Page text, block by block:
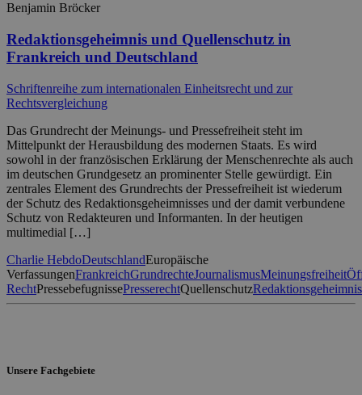
Benjamin Bröcker
Redaktionsgeheimnis und Quellenschutz in
Frankreich und Deutschland
Schriftenreihe zum internationalen Einheitsrecht und zur
Rechtsvergleichung
Das Grundrecht der Meinungs- und Pressefreiheit steht im
Mittelpunkt der Herausbildung des modernen Staats. Es wird
sowohl in der französischen Erklärung der Menschenrechte als auch
im deutschen Grundgesetz an prominenter Stelle gewürdigt. Ein
zentrales Element des Grundrechts der Pressefreiheit ist wiederum
der Schutz des Redaktionsgeheimnisses und der damit verbundene
Schutz von Redakteuren und Informanten. In der heutigen
multimedial […]
Charlie HebdoDeutschlandEuropäische
VerfassungenFrankreichGrundrechteJournalismusMeinungsfreiheit
RechtPressebefugnissePresserechtQuellenschutzRedaktionsgeheimnis
Unsere Fachgebiete